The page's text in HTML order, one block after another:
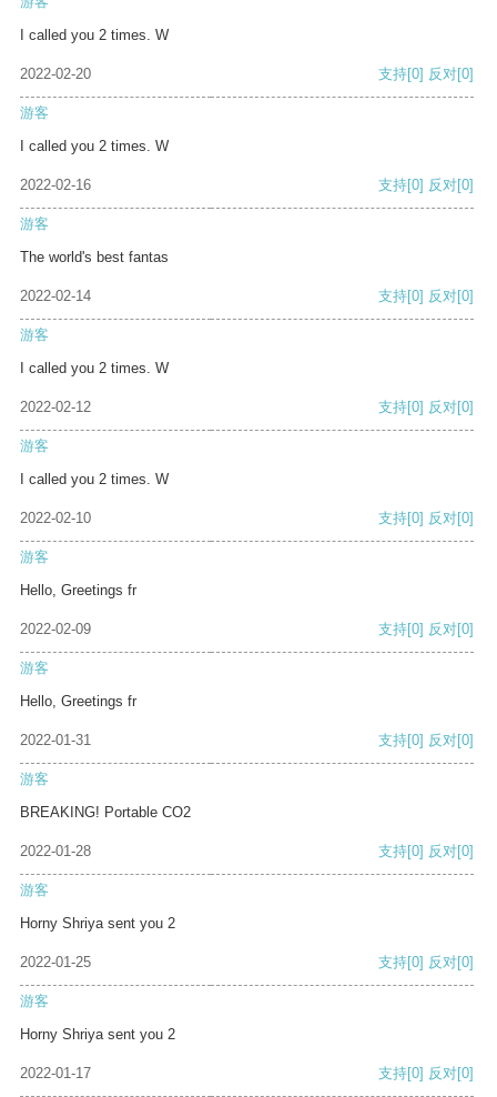
I called you 2 times. W
2022-02-20 支持[0] 反对[0]
游客
I called you 2 times. W
2022-02-16 支持[0] 反对[0]
游客
The world's best fantas
2022-02-14 支持[0] 反对[0]
游客
I called you 2 times. W
2022-02-12 支持[0] 反对[0]
游客
I called you 2 times. W
2022-02-10 支持[0] 反对[0]
游客
Hello, Greetings fr
2022-02-09 支持[0] 反对[0]
游客
Hello, Greetings fr
2022-01-31 支持[0] 反对[0]
游客
BREAKING! Portable CO2
2022-01-28 支持[0] 反对[0]
游客
Horny Shriya sent you 2
2022-01-25 支持[0] 反对[0]
游客
Horny Shriya sent you 2
2022-01-17 支持[0] 反对[0]